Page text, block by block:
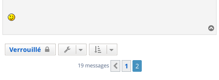
a
Verrouillé
19 messages Précédent
1 2